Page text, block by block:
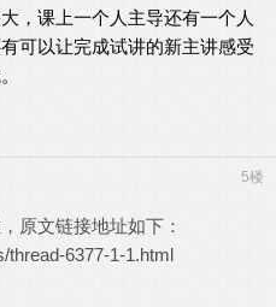
，课上一个人主导还有一个人
可以让完成试讲的新主讲感受
5楼
原文链接地址如下：
thread-6377-1-1.html